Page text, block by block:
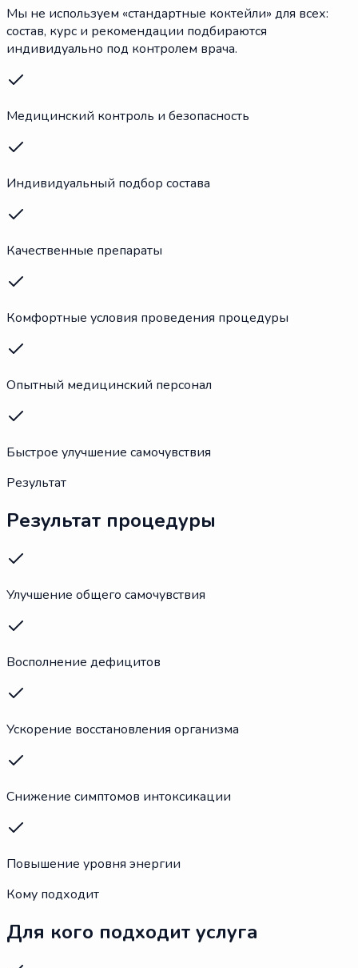
Мы не используем «стандартные коктейли» для всех:
состав, курс и рекомендации подбираются
индивидуально под контролем врача.
Медицинский контроль и безопасность
Индивидуальный подбор состава
Качественные препараты
Комфортные условия проведения процедуры
Опытный медицинский персонал
Быстрое улучшение самочувствия
Результат
Результат процедуры
Улучшение общего самочувствия
Восполнение дефицитов
Ускорение восстановления организма
Снижение симптомов интоксикации
Повышение уровня энергии
Кому подходит
Для кого подходит услуга